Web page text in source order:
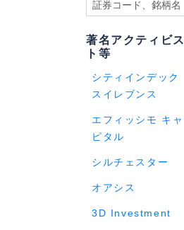
著名アクティビス
ト等
シティインデック
スイレブンス
エフィッシモ キャ
ピタル
シルチェスター
オアシス
3D Investment